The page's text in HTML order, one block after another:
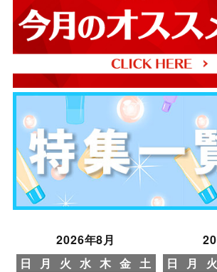
2026年8月
日
月 火 水 木 金 土
日
月 火